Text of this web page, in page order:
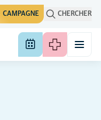
CAMPAGNE CHERCHER